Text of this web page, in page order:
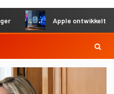
Apple ontwikkelt gedeeld